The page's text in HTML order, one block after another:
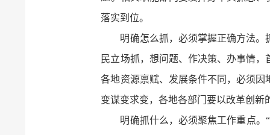
落实到位。
明确怎么抓，必须掌握正确方法
民立场抓，想问题、作决策、办事情
各地资源禀赋、发展条件不同，必须
变谋变求变，各地各部门要以改革创新
明确抓什么，必须聚焦工作重点。